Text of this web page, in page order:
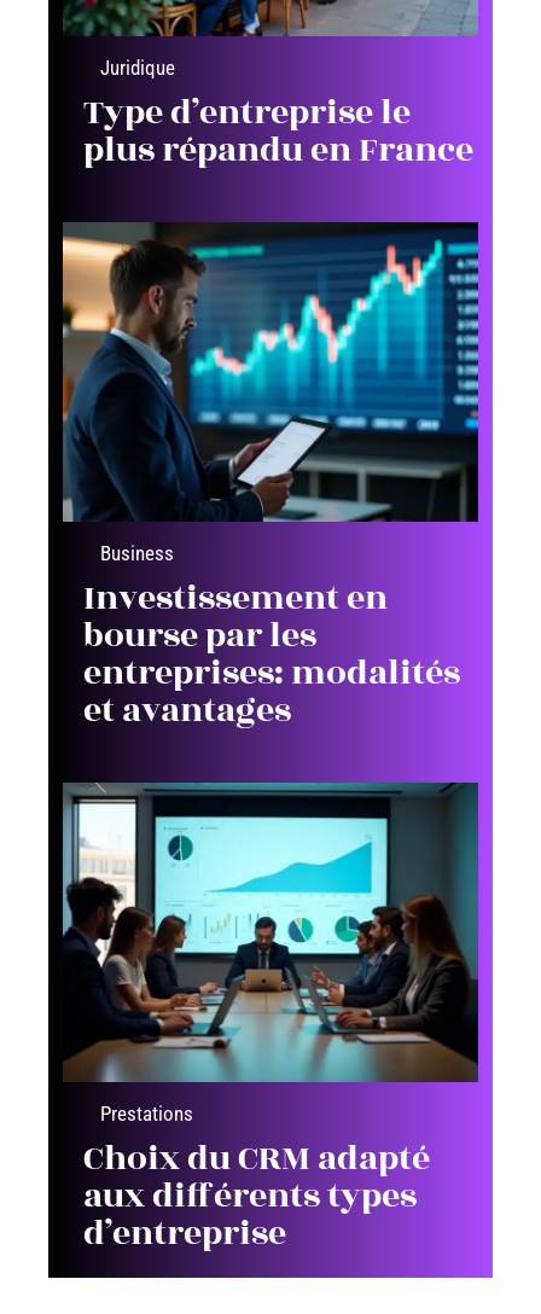
Juridique
Type d’entreprise le
plus répandu en France
Business
Investissement en
bourse par les
entreprises: modalités
et avantages
Prestations
Choix du CRM adapté
aux différents types
d’entreprise